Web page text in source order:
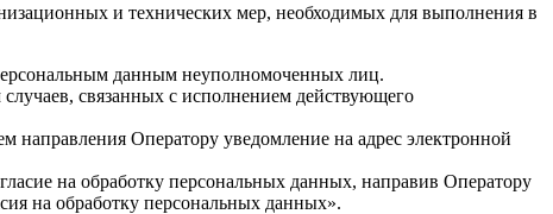
и технических мер, необходимых для выполнения в
данным неуполномоченных лиц.
связанных с исполнением действующего
направления Оператору уведомление на адрес электронной
на обработку персональных данных, направив Оператору
на обработку персональных данных».